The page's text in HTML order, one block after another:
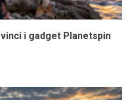
i gadget Planetspin